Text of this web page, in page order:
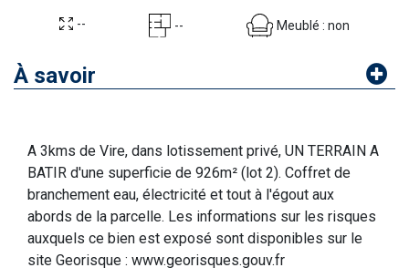
-- -- Meublé : non
À savoir
A 3kms de Vire, dans lotissement privé, UN TERRAIN A
BATIR d'une superficie de 926m² (lot 2). Coffret de
branchement eau, électricité et tout à l'égout aux
abords de la parcelle. Les informations sur les risques
auxquels ce bien est exposé sont disponibles sur le
site Georisque : www.georisques.gouv.fr